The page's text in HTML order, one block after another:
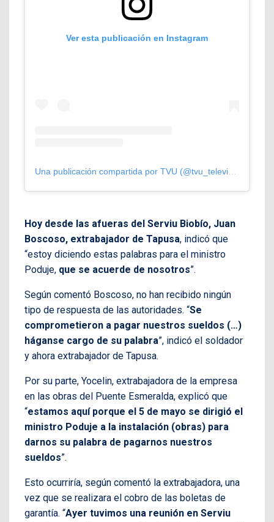
Ver esta publicación en Instagram
Una publicación compartida por TVU (@tvu_television)
Hoy desde las afueras del Serviu Biobío, Juan
Boscoso, extrabajador de Tapusa, indicó que
“estoy diciendo estas palabras para el ministro
Poduje, que se acuerde de nosotros”.
Según comentó Boscoso, no han recibido ningún
tipo de respuesta de las autoridades. “Se
comprometieron a pagar nuestros sueldos (…)
háganse cargo de su palabra”, indicó el soldador
y ahora extrabajador de Tapusa.
Por su parte, Yocelin, extrabajadora de la empresa
en las obras del Puente Esmeralda, explicó que
“estamos aquí porque el 5 de mayo se dirigió el
ministro Poduje a la instalación (obras) para
darnos su palabra de pagarnos nuestros
sueldos”.
Esto ocurriría, según comentó la extrabajadora, una
vez que se realizara el cobro de las boletas de
garantía. “Ayer tuvimos una reunión en Serviu